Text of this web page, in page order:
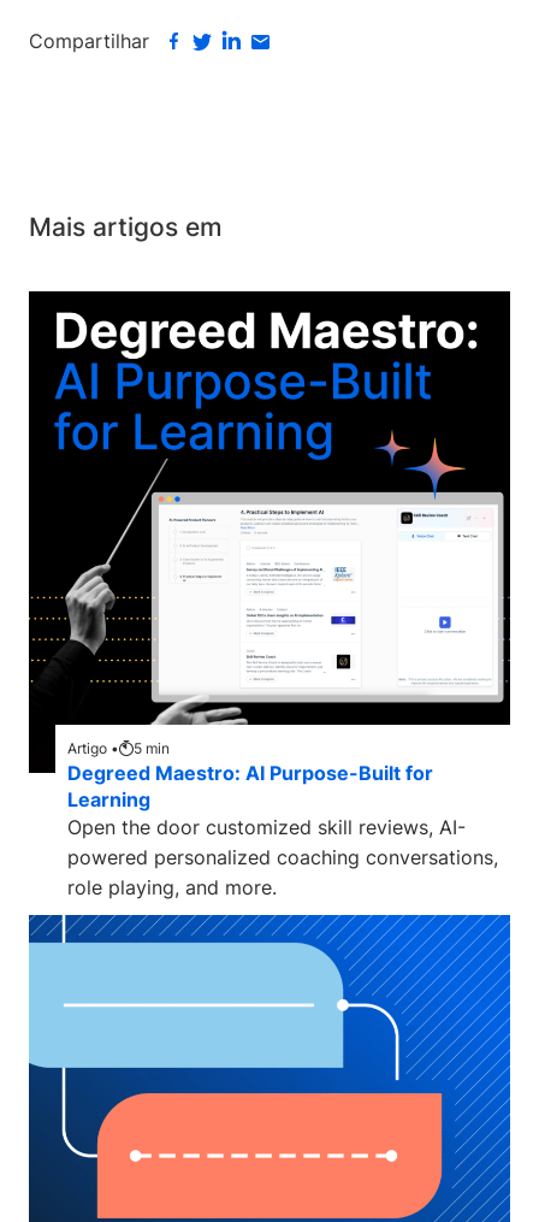
Compartilhar
Mais artigos em
Artigo • 5 min
Degreed Maestro: AI Purpose-Built for
Learning
Open the door customized skill reviews, AI-
powered personalized coaching conversations,
role playing, and more.